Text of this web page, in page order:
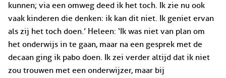
kunnen; via een omweg deed ik het toch. Ik zie nu ook
vaak kinderen die denken: ik kan dit niet. Ik geniet ervan
als zij het toch doen.’ Heleen: ‘Ik was niet van plan om
het onderwijs in te gaan, maar na een gesprek met de
decaan ging ik pabo doen. Ik zei verder altijd dat ik niet
zou trouwen met een onderwijzer, maar bij